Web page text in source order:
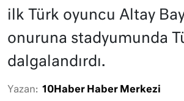
ilk Türk oyuncu Altay
onuruna stadyumunda
dalgalandırdı.
Yazan: 10Haber Haber Merkezi